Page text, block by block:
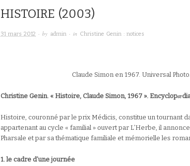
HISTOIRE (2003)
31 mars 2012 · by admin · in Christine Genin : notices
Claude Simon en 1967. Universal
Christine Genin. « Histoire, Claude Simon, 1967 ». Encyclopæ
Histoire, couronné par le prix Médicis, constitue un tournant
appartenant au cycle « familial » ouvert par L’Herbe, il
Pharsale et par sa thématique familiale et mémorielle les
1. le cadre d’une journée